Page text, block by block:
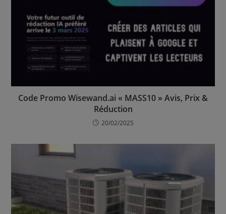
Code Promo Wisewand.ai « MASS10 » Avis, Prix &
Réduction
20/02/2025